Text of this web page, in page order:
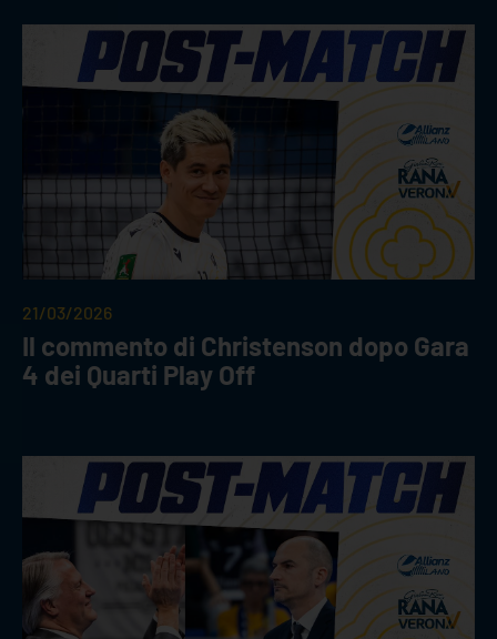
21/03/2026
Il commento di Christenson dopo Gara
4 dei Quarti Play Off